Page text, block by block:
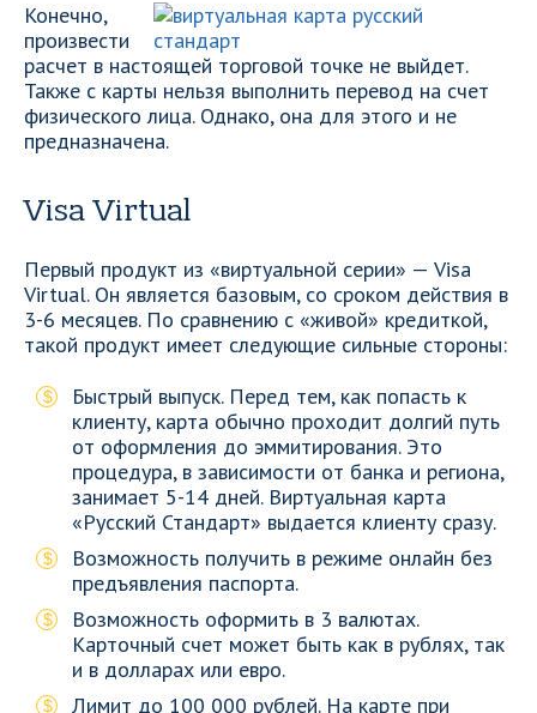
Конечно,
произвести
расчет в настоящей торговой точке не выйдет.
Также с карты нельзя выполнить перевод на счет
физического лица. Однако, она для этого и не
предназначена.
Visa Virtual
Первый продукт из «виртуальной серии» — Visa
Virtual. Он является базовым, со сроком действия в
3-6 месяцев. По сравнению с «живой» кредиткой,
такой продукт имеет следующие сильные стороны:
Быстрый выпуск. Перед тем, как попасть к
клиенту, карта обычно проходит долгий путь
от оформления до эммитирования. Это
процедура, в зависимости от банка и региона,
занимает 5-14 дней. Виртуальная карта
«Русский Стандарт» выдается клиенту сразу.
Возможность получить в режиме онлайн без
предъявления паспорта.
Возможность оформить в 3 валютах.
Карточный счет может быть как в рублях, так
и в долларах или евро.
Лимит до 100 000 рублей. На карте при